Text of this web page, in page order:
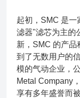
起初，SMC 是一
滤器"滤芯为主的
新，SMC 的产
到了无数用户的
模的气动企业，
Metal Company
享有多年盛誉而